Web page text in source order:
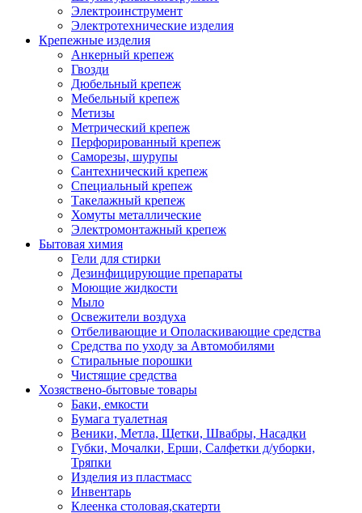
Электроинструмент
Электротехнические изделия
Крепежные изделия
Анкерный крепеж
Гвозди
Дюбельный крепеж
Мебельный крепеж
Метизы
Метрический крепеж
Перфорированный крепеж
Саморезы, шурупы
Сантехнический крепеж
Специальный крепеж
Такелажный крепеж
Хомуты металлические
Электромонтажный крепеж
Бытовая химия
Гели для стирки
Дезинфицирующие препараты
Моющие жидкости
Мыло
Освежители воздуха
Отбеливающие и Ополаскивающие средства
Средства по уходу за Автомобилями
Стиральные порошки
Чистящие средства
Хозяствено-бытовые товары
Баки, емкости
Бумага туалетная
Веники, Метла, Щетки, Швабры, Насадки
Губки, Мочалки, Ерши, Салфетки д/уборки,
Тряпки
Изделия из пластмасс
Инвентарь
Клеенка столовая,скатерти